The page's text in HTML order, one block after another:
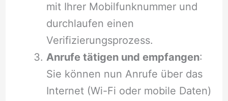
mit Ihrer Mobilfunknummer und
durchlaufen einen
Verifizierungsprozess.
Anrufe tätigen und empfangen:
Sie können nun Anrufe über das
Internet (Wi-Fi oder mobile Daten)